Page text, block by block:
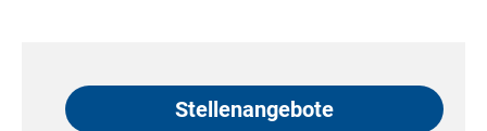
Stellenangebote